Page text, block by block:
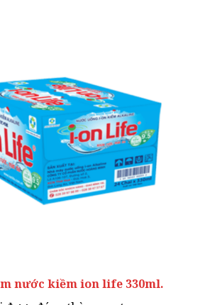
nước kiềm ion life 330ml.